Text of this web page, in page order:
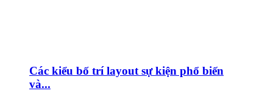
Các kiểu bố trí layout sự kiện phổ biến
và...